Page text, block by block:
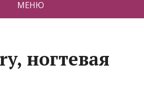
МЕНЮ
ногтевая